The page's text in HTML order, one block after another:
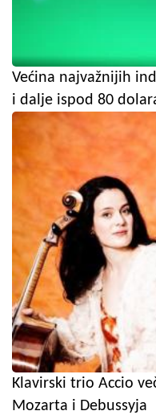
Većina najvažnijih
i dalje ispod 80
Klavirski trio Accio
Mozarta i Debussyja